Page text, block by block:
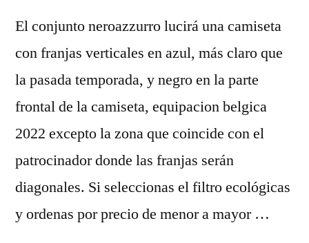
El conjunto neroazzurro lucirá una camiseta
con franjas verticales en azul, más claro que
la pasada temporada, y negro en la parte
frontal de la camiseta, equipacion belgica
2022 excepto la zona que coincide con el
patrocinador donde las franjas serán
diagonales. Si seleccionas el filtro ecológicas
y ordenas por precio de menor a mayor …